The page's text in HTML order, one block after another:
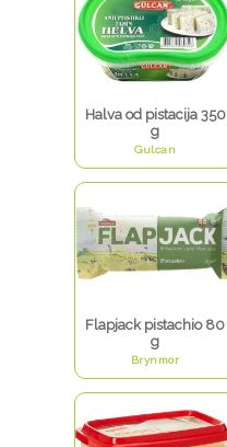
Halva od pistacija 350
g
Gulcan
Flapjack pistachio 80
g
Brynmor